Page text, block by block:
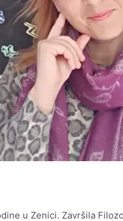
u Zenici. Završila